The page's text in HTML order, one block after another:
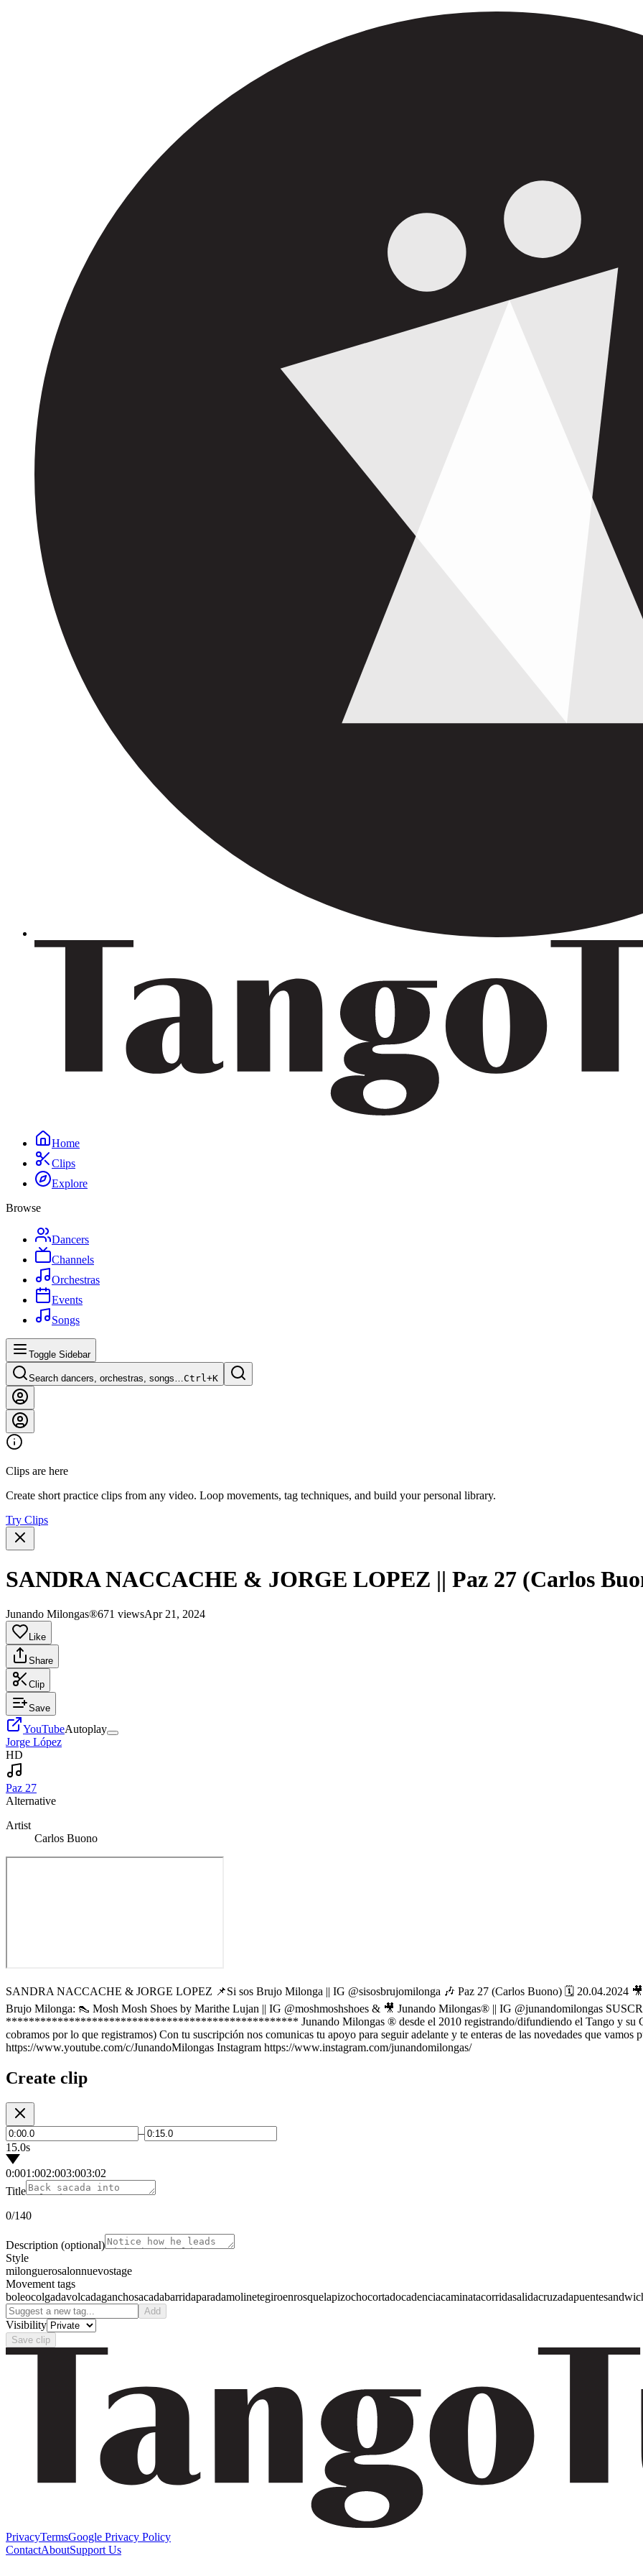
Home
Clips
Explore
Browse
Dancers
Channels
Orchestras
Events
Songs
Toggle Sidebar
Search dancers, orchestras, songs…Ctrl+K
Clips are here
Create short practice clips from any video. Loop movements, tag techniques, and build your personal library.
Try Clips
SANDRA NACCACHE & JORGE LOPEZ || Paz 27 (Carlos
Junando Milongas®671 viewsApr 21, 2024
Like
Share
Clip
Save
YouTubeAutoplay
Jorge López
HD
Paz 27
Alternative
Artist
Carlos Buono
SANDRA NACCACHE & JORGE LOPEZ 📌Si sos Brujo Milonga || IG @sisosbrujomilonga 🎶 Paz 27 (Carlos Buono) 🗓 20.04.2024
Brujo Milonga: 👠 Mosh Mosh Shoes by Marithe Lujan || IG @moshmoshshoes & 🎥 Junando Milongas® || IG @junandomilongas
*************************************************** Junando Milongas ® desde el 2010 registrando/difundiendo el Tango y su Gente
cobramos por lo que registramos) Con tu suscripción nos comunicas tu apoyo para seguir adelante y te enteras de las novedades que
https://www.youtube.com/c/JunandoMilongas Instagram https://www.instagram.com/junandomilongas/
Create clip
–
15.0s
0:001:002:003:003:02
Title
0/140
Description (optional)
Style
milonguerosalonnuevostage
Movement tags
boleocolgadavolcadaganchosacadabarridaparadamolinetegiroenrosquelapizochocortadocadenciacaminatacorridasalidacruzadapuente
Add
Visibility
Save clip
PrivacyTermsGoogle Privacy Policy
ContactAboutSupport Us